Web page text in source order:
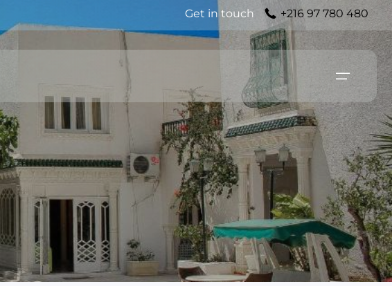
Get in touch +216 97 780 480